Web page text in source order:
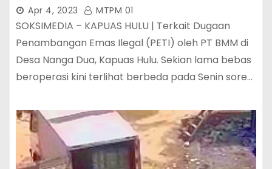
Apr 4, 2023 MTPM 01
SOKSIMEDIA – KAPUAS HULU | Terkait Dugaan
Penambangan Emas Ilegal (PETI) oleh PT BMM di
Desa Nanga Dua, Kapuas Hulu. Sekian lama bebas
beroperasi kini terlihat berbeda pada Senin sore…